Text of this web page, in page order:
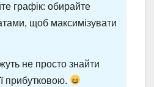
графік: обирайте
щоб максимізувати
не просто знайти
прибутковою.